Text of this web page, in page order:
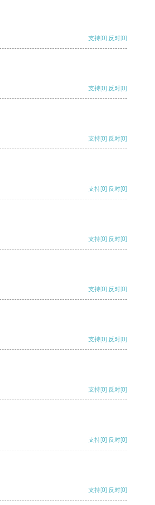
支持[0] 反对[0]
支持[0] 反对[0]
支持[0] 反对[0]
支持[0] 反对[0]
支持[0] 反对[0]
支持[0] 反对[0]
支持[0] 反对[0]
支持[0] 反对[0]
支持[0] 反对[0]
支持[0] 反对[0]